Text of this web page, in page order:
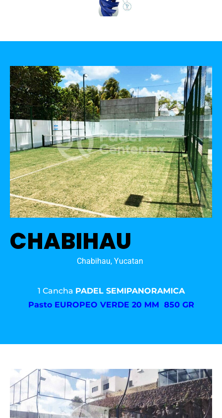
CHABIHAU
Chabihau, Yucatan
1 Cancha PADEL SEMIPANORAMICA
Pasto EUROPEO VERDE 20 MM 850 GR